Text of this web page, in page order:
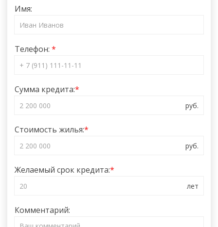
Имя:
Телефон:
Сумма кредита:
Стоимость жилья:
Желаемый срок кредита:
Комментарий: